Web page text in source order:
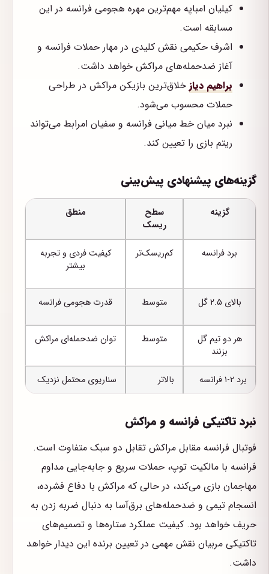
کیلیان امباپه مهم‌ترین مهره هجومی فرانسه در این
مسابقه است.
اشرف حکیمی نقش کلیدی در مهار حملات فرانسه و
آغاز ضدحمله‌های مراکش خواهد داشت.
براهیم دیازخلاق‌ترین بازیکن مراکش در طراحی
حملات محسوب می‌شود.
نبرد میان خط میانی فرانسه و سفیان امرابط می‌تواند
ریتم بازی را تعیین کند.
گزینه‌های پیشنهادی پیش‌بینی
گزینه
سطح
ریسک
منطق
برد فرانسه کم‌ریسک‌تر
کیفیت فردی و تجربه
بیشتر
بالای ۲.۵ گل متوسط قدرت هجومی فرانسه
هر دو تیم گل
بزنند
متوسط توان ضدحمله‌ای مراکش
برد ۲-۱ فرانسه بالاتر سناریوی محتمل نزدیک
نبرد تاکتیکی فرانسه و مراکش
فوتبال فرانسه مقابل مراکش تقابل دو سبک متفاوت است.
فرانسه با مالکیت توپ، حملات سریع و جابه‌جایی مداوم
مهاجمان بازی می‌کند، در حالی که مراکش با دفاع فشرده،
انسجام تیمی و ضدحمله‌های برق‌آسا به دنبال ضربه زدن به
حریف خواهد بود. کیفیت عملکرد ستاره‌ها و تصمیم‌های
تاکتیکی مربیان نقش مهمی در تعیین برنده این دیدار خواهد
داشت.